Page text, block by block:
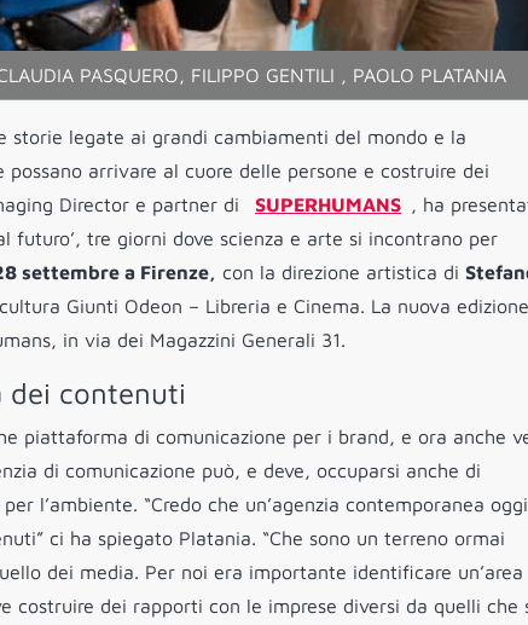
PASQUERO, FILIPPO GENTILI , PAOLO PLATANIA
storie legate ai grandi cambiamenti del mondo e la
arrivare al cuore delle persone e costruire dei
Director e partner di SUPERHUMANS , ha
futuro’, tre giorni dove scienza e arte si incontrano per
settembre a Firenze, con la direzione artistica di
Giunti Odeon – Libreria e Cinema. La nuova
in via dei Magazzini Generali 31.
dei contenuti
piattaforma di comunicazione per i brand, e ora anche
di comunicazione può, e deve, occuparsi anche di
l’ambiente. “Credo che un’agenzia contemporanea oggi
ci ha spiegato Platania. “Che sono un terreno ormai
dei media. Per noi era importante identificare un’area
costruire dei rapporti con le imprese diversi da quelli che